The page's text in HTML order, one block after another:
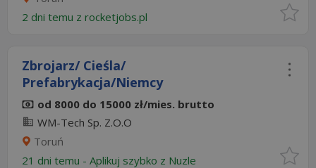
2 dni temu z rocketjobs.pl
Zbrojarz/ Cieśla/
Prefabrykacja/Niemcy
od 8000 do 15000 zł/mies. brutto
WM-Tech Sp. Z.O.O
Toruń
21 dni temu - Aplikuj szybko z Nuzle